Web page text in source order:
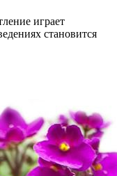
играет
становится